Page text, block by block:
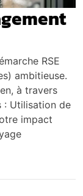
RSE
ambitieuse.
à travers
: Utilisation de
impact